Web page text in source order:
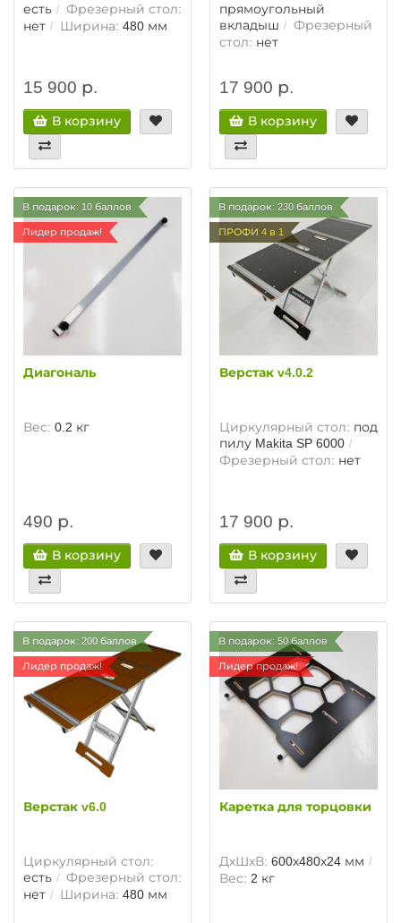
есть
Фрезерный стол:
нет
Ширина: 480 мм
15 900 р.
В корзину
прямоугольный
вкладыш
Фрезерный
стол: нет
17 900 р.
В корзину
В подарок: 10 баллов
Лидер продаж!
Диагональ
Вес: 0.2 кг
490 р.
В корзину
В подарок: 230 баллов
ПРОФИ 4 в 1
Верстак v4.0.2
Циркулярный стол: под
пилу Makita SP 6000
Фрезерный стол: нет
17 900 р.
В корзину
В подарок: 200 баллов
Лидер продаж!
Верстак v6.0
Циркулярный стол:
есть
Фрезерный стол:
нет
Ширина: 480 мм
В подарок: 50 баллов
Лидер продаж!
Каретка для торцовки
ДхШхВ: 600х480х24 мм
Вес: 2 кг